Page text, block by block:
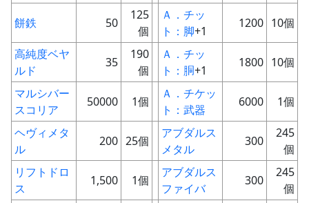
餅鉄 50
125
個
Ａ．チッ
ト：脚+1
1200 10個
高純度ベヤ
ルド
35
190
個
Ａ．チッ
ト：胴+1
1800 10個
マルシバー
スコリア
50000 1個
Ａ．チケッ
ト：武器
6000 1個
ヘヴィメタ
ル
200 25個
アブダルス
メタル
300
245
個
リフトドロ
ス
1,500 1個
アブダルス
ファイバ
300
245
個